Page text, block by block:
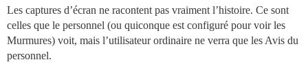
Les captures d’écran ne racontent pas vraiment l’histoire. Ce sont
celles que le personnel (ou quiconque est configuré pour voir les
Murmures) voit, mais l’utilisateur ordinaire ne verra que les Avis du
personnel.